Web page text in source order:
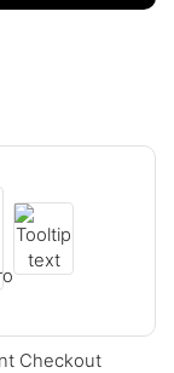
Checkout